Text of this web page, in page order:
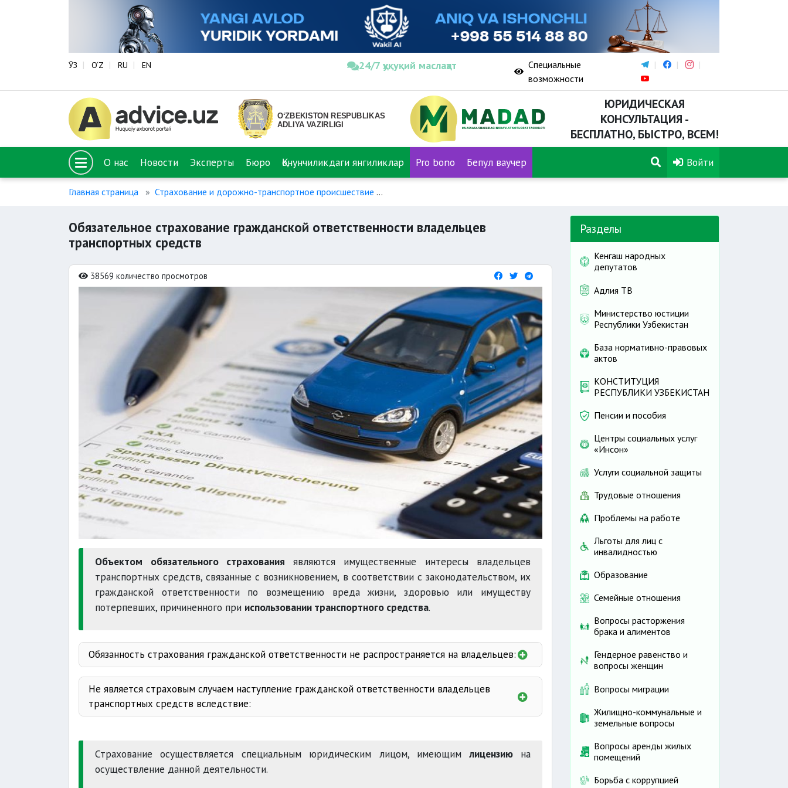
ЎЗ O‘Z RU EN 24/7 ҳуқуқий маслаҳат
Специальные
возможности
ЮРИДИЧЕСКАЯ
КОНСУЛЬТАЦИЯ -
БЕСПЛАТНО, БЫСТРО, ВСЕМ!
О нас Новости Эксперты Бюро Қонунчиликдаги янгиликлар Pro bono Бепул ваучер Войти
Главная страница Страхование и дорожно-транспортное происшествие
Обязательное страхование гражданской ответственности владельцев
транспортных средств
38569 количество просмотров
Объектом обязательного страхования являются имущественные интересы владельцев
транспортных средств, связанные с возникновением, в соответствии с законодательством, их
гражданской ответственности по возмещению вреда жизни, здоровью или имуществу
потерпевших, причиненного при использовании транспортного средства.
Обязанность страхования гражданской ответственности не распространяется на владельцев:
20 километров в час
50 кубических сантиметров
Не является страховым случаем наступление гражданской ответственности владельцев
транспортных средств вследствие:
причинения морального вреда
возмещению упущенной
выгоды
Страхование осуществляется специальным юридическим лицом, имеющимлицензиюна
осуществление данной деятельности.
Разделы
Кенгаш народных
депутатов
Адлия ТВ
Министерство юстиции
Республики Узбекистан
База нормативно-правовых
актов
КОНСТИТУЦИЯ
РЕСПУБЛИКИ УЗБЕКИСТАН
Пенсии и пособия
Центры социальных услуг
«Инсон»
Услуги социальной защиты
Трудовые отношения
Проблемы на работе
Льготы для лиц с
инвалидностью
Образование
Семейные отношения
Вопросы расторжения
брака и алиментов
Гендерное равенство и
вопросы женщин
Вопросы миграции
Жилищно-коммунальные и
земельные вопросы
Вопросы аренды жилых
помещений
Борьба с коррупцией